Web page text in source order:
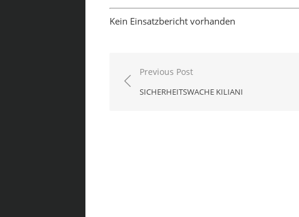
Kein Einsatzbericht vorhanden
Beitragsnavigation
Previous Post
SICHERHEITSWACHE KILIANI